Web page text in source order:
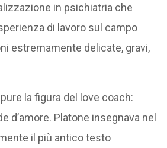
in psichiatria che
di lavoro sul campo
estremamente delicate, gravi,
la figura del love coach:
d’amore. Platone insegnava nel
il più antico testo